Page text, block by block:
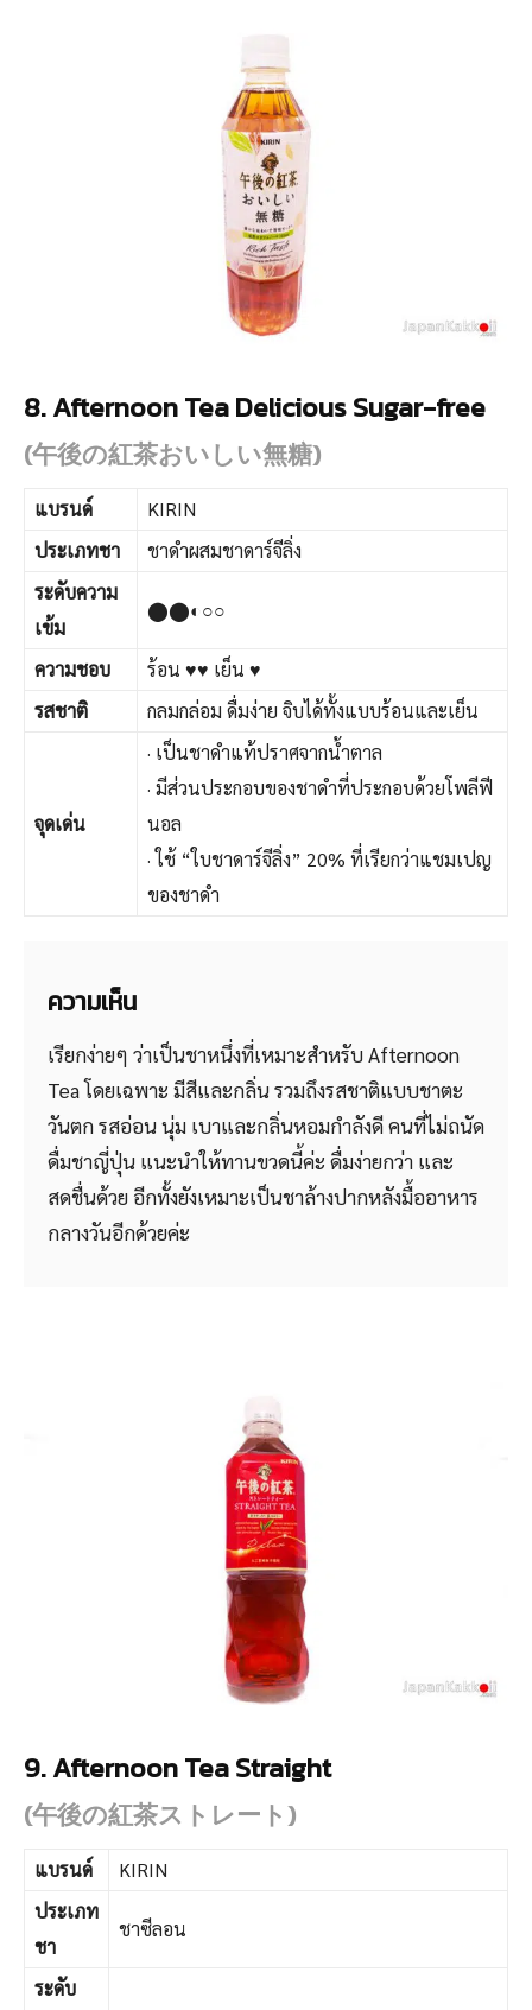
8. Afternoon Tea Delicious Sugar-free
(午後の紅茶おいしい無糖)
แบรนด์
KIRIN
ประเภทชา
ชาดำผสมชาดาร์จีลิ่ง
ระดับความ
เข้ม
⬤⬤◐○○
ความชอบ
ร้อน ♥♥ เย็น ♥
รสชาติ
กลมกล่อม ดื่มง่าย จิบได้ทั้งแบบร้อนและเย็น
จุดเด่น
· เป็นชาดำแท้ปราศจากน้ำตาล
· มีส่วนประกอบของชาดำที่ประกอบด้วยโพลีฟี
นอล
· ใช้ “ใบชาดาร์จีลิ่ง” 20% ที่เรียกว่าแชมเปญ
ของชาดำ
ความเห็น
เรียกง่ายๆ ว่าเป็นชาหนึ่งที่เหมาะสำหรับ Afternoon
Tea โดยเฉพาะ มีสีและกลิ่น รวมถึงรสชาติแบบชาตะ
วันตก รสอ่อน นุ่ม เบาและกลิ่นหอมกำลังดี คนที่ไม่ถนัด
ดื่มชาญี่ปุ่น แนะนำให้ทานขวดนี้ค่ะ ดื่มง่ายกว่า และ
สดชื่นด้วย อีกทั้งยังเหมาะเป็นชาล้างปากหลังมื้ออาหาร
กลางวันอีกด้วยค่ะ
9. Afternoon Tea Straight
(午後の紅茶ストレート)
แบรนด์
KIRIN
ประเภท
ชา
ชาซีลอน
ระดับ